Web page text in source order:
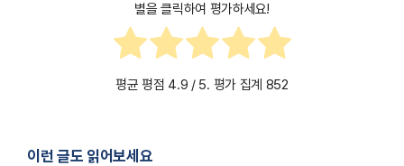
별을 클릭하여 평가하세요!
평균 평점 4.9 / 5. 평가 집계 852
이런 글도 읽어보세요